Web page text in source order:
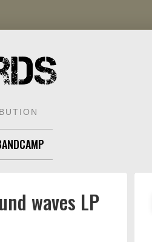
waves LP